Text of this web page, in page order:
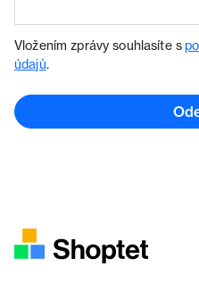
Vložením zprávy souhlasíte s
údajů.